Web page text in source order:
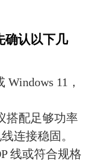
确认以下几
Windows 11，
搭配足够功率
连接稳固。
线或符合规格